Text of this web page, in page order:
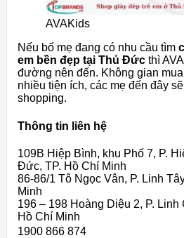
AVAKids
Nếu bố mẹ đang có nhu cầu tìm
em bền đẹp tại Thủ Đức thì
đường nên đến. Không gian
nhiều tiện ích, các mẹ đến đây
shopping.
Thông tin liên hệ
109B Hiệp Bình, khu Phố 7, P.
Đức, TP. Hồ Chí Minh
86-86/1 Tô Ngọc Vân, P. Linh
Minh
196 – 198 Hoàng Diệu 2, P.
Hồ Chí Minh
1900 866 874